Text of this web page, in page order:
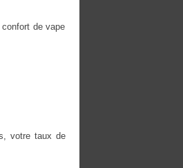
de vape
votre taux de